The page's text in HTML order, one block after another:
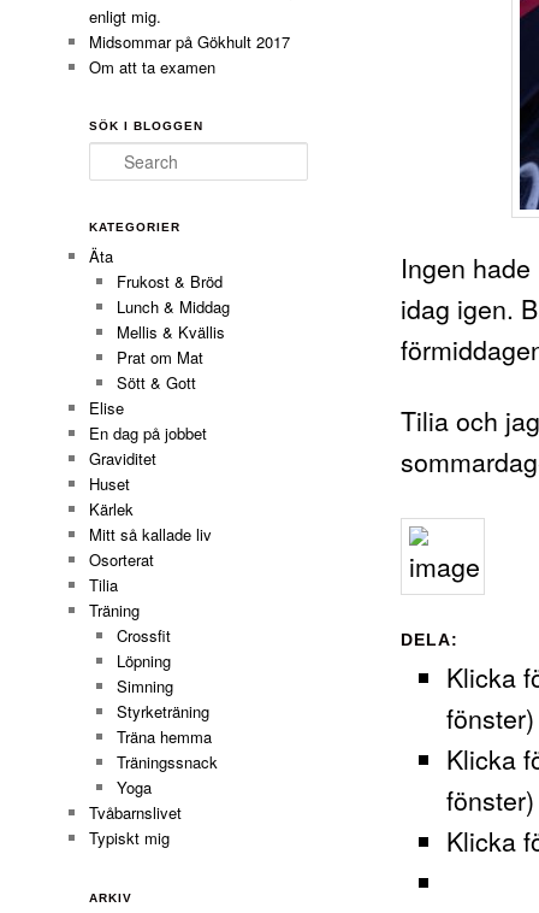
Ingen
idag igen.
Tilia och
DELA:
Klicka
fönster)
Klicka
fönster)
Klicka
enligt mig.
Midsommar på Gökhult 2017
Om att ta examen
SÖK I BLOGGEN
Search
KATEGORIER
Äta
Frukost & Bröd
Lunch & Middag
Mellis & Kvällis
Prat om Mat
Sött & Gott
Elise
En dag på jobbet
Graviditet
Huset
Kärlek
Mitt så kallade liv
Osorterat
Tilia
Träning
Crossfit
Löpning
Simning
Styrketräning
Träna hemma
Träningssnack
Yoga
Tvåbarnslivet
Typiskt mig
ARKIV